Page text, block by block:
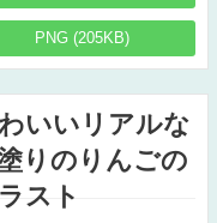
PNG (205KB)
いいリアルな
りのりんごの
スト